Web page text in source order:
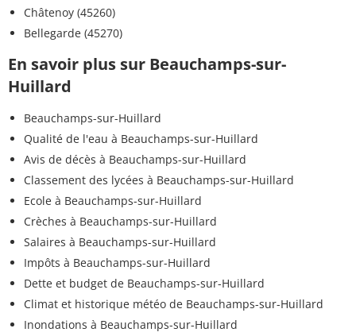
Châtenoy (45260)
Bellegarde (45270)
En savoir plus sur Beauchamps-sur-
Huillard
Beauchamps-sur-Huillard
Qualité de l'eau à Beauchamps-sur-Huillard
Avis de décès à Beauchamps-sur-Huillard
Classement des lycées à Beauchamps-sur-Huillard
Ecole à Beauchamps-sur-Huillard
Crèches à Beauchamps-sur-Huillard
Salaires à Beauchamps-sur-Huillard
Impôts à Beauchamps-sur-Huillard
Dette et budget de Beauchamps-sur-Huillard
Climat et historique météo de Beauchamps-sur-Huillard
Inondations à Beauchamps-sur-Huillard